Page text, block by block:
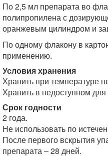
По 2,5 мл препарата во
полипропилена с
оранжевым цилиндром и
По одному флакону в
применению.
Условия хранения
Хранить при температуре
Хранить в недоступном для
Срок годности
2 года.
Не использовать по
После первого вскрытия
препарата – 28 дней.